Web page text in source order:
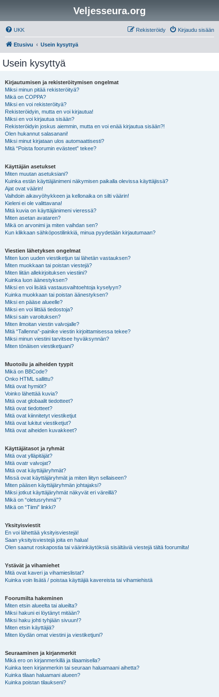
Veljesseura.org
UKK Kirjaudu sisään
Rekisteröidy
Etusivu Usein kysyttyä
Usein kysyttyä
Kirjautumisen ja rekisteröitymisen ongelmat
Miksi minun pitää rekisteröityä?
Mikä on COPPA?
Miksi en voi rekisteröityä?
Rekisteröidyin, mutta en voi kirjautua!
Miksi en voi kirjautua sisään?
Rekisteröidyin joskus aiemmin, mutta en voi enää kirjautua sisään?!
Olen hukannut salasanani!
Miksi minut kirjataan ulos automaattisesti?
Mitä “Poista foorumin evästeet” tekee?
Käyttäjän asetukset
Miten muutan asetuksiani?
Kuinka estän käyttäjänimeni näkymisen paikalla olevissa käyttäjissä?
Ajat ovat väärin!
Vaihdoin aikavyöhykkeen ja kellonaika on silti väärin!
Kieleni ei ole valittavana!
Mitä kuvia on käyttäjänimeni vieressä?
Miten asetan avataren?
Mikä on arvonimi ja miten vaihdan sen?
Kun klikkaan sähköpostilinkkiä, minua pyydetään kirjautumaan?
Viestien lähetyksen ongelmat
Miten luon uuden viestiketjun tai lähetän vastauksen?
Miten muokkaan tai poistan viestejä?
Miten liitän allekirjoituksen viestiini?
Kuinka luon äänestyksen?
Miksi en voi lisätä vastausvaihtoehtoja kyselyyn?
Kuinka muokkaan tai poistan äänestyksen?
Miksi en pääse alueelle?
Miksi en voi liittää tiedostoja?
Miksi sain varoituksen?
Miten ilmoitan viestin valvojalle?
Mitä “Tallenna”-painike viestin kirjoittamisessa tekee?
Miksi minun viestini tarvitsee hyväksynnän?
Miten tönäisen viestiketjuani?
Muotoilu ja aiheiden tyypit
Mikä on BBCode?
Onko HTML sallittu?
Mitä ovat hymiöt?
Voinko lähettää kuvia?
Mitä ovat globaalit tiedotteet?
Mitä ovat tiedotteet?
Mitä ovat kiinnitetyt viestiketjut
Mitä ovat lukitut viestiketjut?
Mitä ovat aiheiden kuvakkeet?
Käyttäjätasot ja ryhmät
Mitä ovat ylläpitäjät?
Mitä ovatr valvojat?
Mitä ovat käyttäjäryhmät?
Missä ovat käyttäjäryhmät ja miten liityn sellaiseen?
Miten pääsen käyttäjäryhmän johtajaksi?
Miksi jotkut käyttäjäryhmät näkyvät eri väreillä?
Mikä on “oletusryhmä”?
Mikä on “Tiimi” linkki?
Yksityisviestit
En voi lähettää yksityisviestejä!
Saan yksityisviestejä joita en halua!
Olen saanut roskapostia tai väärinkäytöksiä sisältäviä viestejä tältä foorumilta!
Ystävät ja vihamiehet
Mitä ovat kaveri ja vihamieslistat?
Kuinka voin lisätä / poistaa käyttäjiä kavereista tai vihamiehistä
Foorumilta hakeminen
Miten etsin alueelta tai alueilta?
Miksi hakuni ei löytänyt mitään?
Miksi haku johti tyhjään sivuun!?
Miten etsin käyttäjiä?
Miten löydän omat viestini ja viestiketjuni?
Seuraaminen ja kirjanmerkit
Mikä ero on kirjanmerkillä ja tilaamisella?
Kuinka teen kirjanmerkin tai seuraan haluamaani aihetta?
Kuinka tilaan haluamani alueen?
Kuinka poistan tilaukseni?